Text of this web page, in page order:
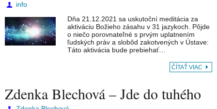
info
Dňa 21.12.2021 sa uskutoční meditácia za
aktiváciu Božieho zásahu v 31 jazykoch. Pôjde
o niečo porovnateľné s prvým uplatnením
ľudských práv a slobôd zakotvených v Ústave:
Táto aktivácia bude prebiehať…
ČÍTAŤ VIAC
Zdenka Blechová – Jde do tuhého